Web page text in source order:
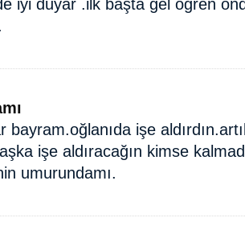
iyi duyar .ilk başta gel öğren
bayram.oğlanıda işe
işe aldıracağın kimse
umurundamı.